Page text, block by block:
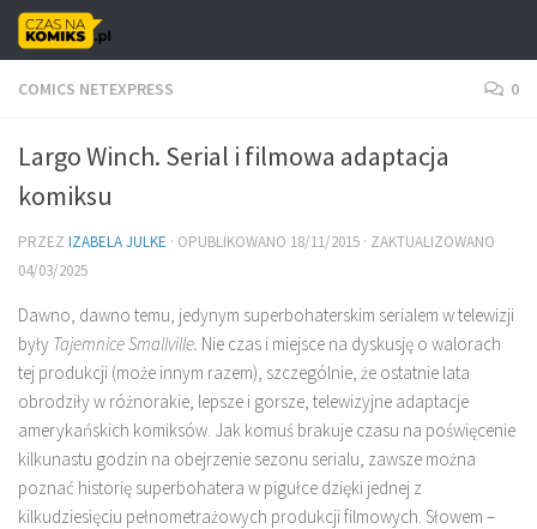
Skip to content
COMICS NETEXPRESS 0
Largo Winch. Serial i filmowa adaptacja
komiksu
PRZEZ IZABELA JULKE · OPUBLIKOWANO 18/11/2015 · ZAKTUALIZOWANO
04/03/2025
Dawno, dawno temu, jedynym superbohaterskim serialem w telewizji
były Tajemnice Smallville. Nie czas i miejsce na dyskusję o walorach
tej produkcji (może innym razem), szczególnie, że ostatnie lata
obrodziły w różnorakie, lepsze i gorsze, telewizyjne adaptacje
amerykańskich komiksów. Jak komuś brakuje czasu na poświęcenie
kilkunastu godzin na obejrzenie sezonu serialu, zawsze można
poznać historię superbohatera w pigułce dzięki jednej z
kilkudziesięciu pełnometrażowych produkcji filmowych. Słowem –